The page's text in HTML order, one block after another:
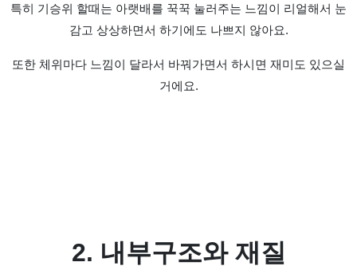
특히 기승위 할때는 아랫배를 꾹꾹 눌러주는 느낌이 리얼해서 눈
감고 상상하면서 하기에도 나쁘지 않아요.
또한 체위마다 느낌이 달라서 바꿔가면서 하시면 재미도 있으실
거에요.
2. 내부구조와 재질